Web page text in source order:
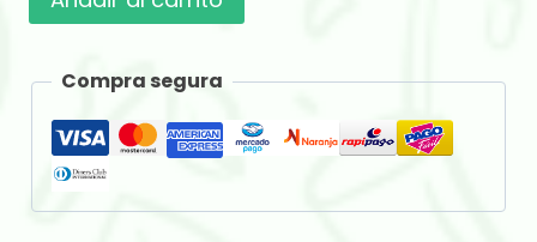
Tradicional
cantidad
Compra segura